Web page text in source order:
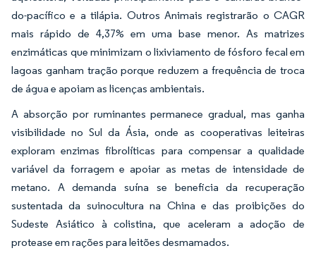
do-pacífico e a tilápia. Outros Animais registrarão o CAGR
mais rápido de 4,37% em uma base menor. As matrizes
enzimáticas que minimizam o lixiviamento de fósforo fecal em
lagoas ganham tração porque reduzem a frequência de troca
de água e apoiam as licenças ambientais.
A absorção por ruminantes permanece gradual, mas ganha
visibilidade no Sul da Ásia, onde as cooperativas leiteiras
exploram enzimas fibrolíticas para compensar a qualidade
variável da forragem e apoiar as metas de intensidade de
metano. A demanda suína se beneficia da recuperação
sustentada da suinocultura na China e das proibições do
Sudeste Asiático à colistina, que aceleram a adoção de
protease em rações para leitões desmamados.